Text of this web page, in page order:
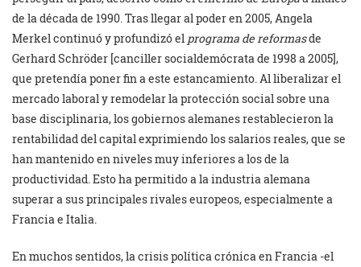
de la década de 1990. Tras llegar al poder en 2005, Angela
Merkel continuó y profundizó el programa de reformasde
Gerhard Schröder [canciller socialdemócrata de 1998 a 2005],
que pretendía poner fin a este estancamiento. Al liberalizar el
mercado laboral y remodelar la protección social sobre una
base disciplinaria, los gobiernos alemanes restablecieron la
rentabilidad del capital exprimiendo los salarios reales, que se
han mantenido en niveles muy inferiores a los de la
productividad. Esto ha permitido a la industria alemana
superar a sus principales rivales europeos, especialmente a
Francia e Italia.
En muchos sentidos, la crisis política crónica en Francia -el